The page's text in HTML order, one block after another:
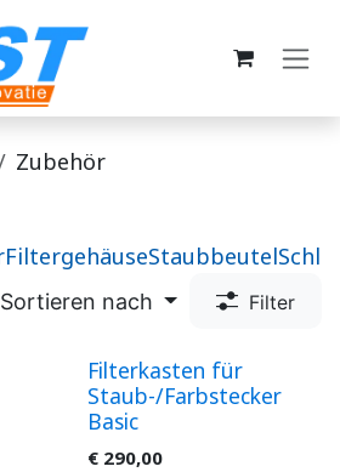
Zubehör
FiltergehäuseStaubbeutel
Sortieren nach Filter
Filterkasten für
Staub-/Farbstecker
Basic
€ 290,00